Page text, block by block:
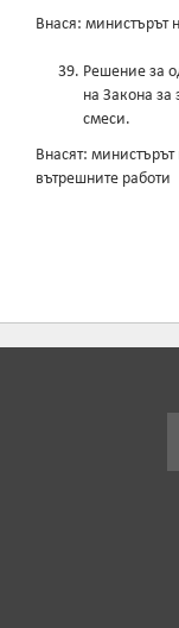
Внася: министърът
Решение за
на Закона за
смеси.
Внасят:
вътрешните работи